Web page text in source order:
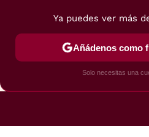
Ya puedes ver más
Añádenos como
Solo necesitas una